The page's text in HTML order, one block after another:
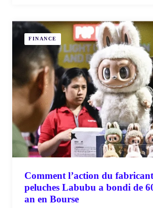
FINANCE
Comment l’action du
peluches Labubu a bondi de
an en Bourse